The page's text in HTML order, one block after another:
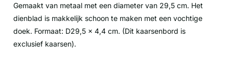
Gemaakt van metaal met een diameter van 29,5 cm. Het
dienblad is makkelijk schoon te maken met een vochtige
doek. Formaat: D29,5 x 4,4 cm. (Dit kaarsenbord is
exclusief kaarsen).